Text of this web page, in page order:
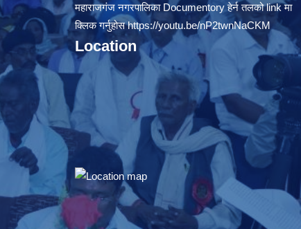
महाराजगंज नगरपालिका Documentory हेर्न तलको link मा
क्लिक गर्नुहोसhttps://youtu.be/nP2twnNaCKM
Location